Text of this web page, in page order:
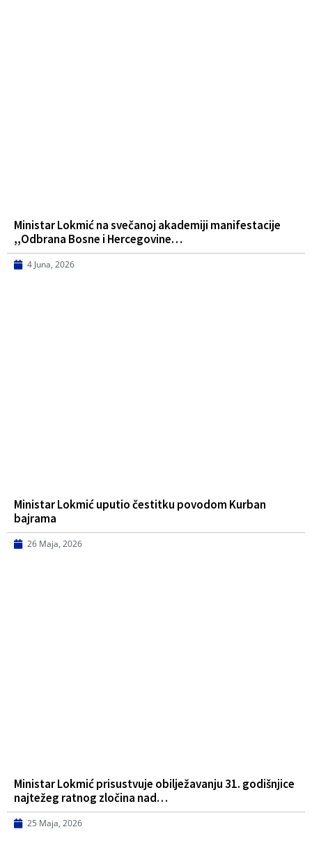
Ministar Lokmić na svečanoj akademiji manifestacije
,,Odbrana Bosne i Hercegovine…
4 Juna, 2026
Ministar Lokmić uputio čestitku povodom Kurban
bajrama
26 Maja, 2026
Ministar Lokmić prisustvuje obilježavanju 31. godišnjice
najtežeg ratnog zločina nad…
25 Maja, 2026